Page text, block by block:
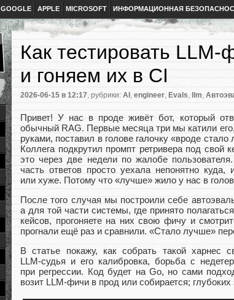
GOOGLE APPLE MICROSOFT ИНФОРМАЦИОННАЯ
Как тестировать
и гоняем их в CI
2026-06-15 в 12:17, рубрики: AI , engineer, Evals, llm,
Привет! У нас в проде живёт бот, который
обычный RAG. Первые месяца три мы катили
руками, поставил в голове галочку «вроде
Коллега подкрутил промпт ретривера под
это через две недели по жалобе
часть ответов просто уехала непонятно
или хуже. Потому что «лучше» жило у нас в
После того случая мы построили себе
а для той части системы, где принято
кейсов, прогоняете на них свою фичу и
прогнали ещё раз и сравнили. «Стало лучше»
В статье покажу, как собрать такой харнес
LLM‑судья и его калибровка, борьба с
при регрессии. Код будет на Go, но сами
возит LLM‑фичи в прод или собирается;